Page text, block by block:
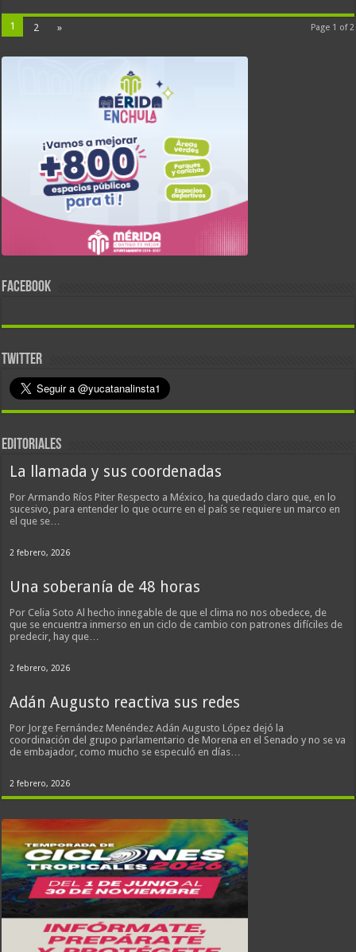
Page 1 of 2
1 2 »
FACEBOOK
TWITTER
EDITORIALES
La llamada y sus coordenadas
Por Armando Ríos Piter Respecto a México, ha quedado claro que, en lo
sucesivo, para entender lo que ocurre en el país se requiere un marco en
el que se…
2 febrero, 2026
Una soberanía de 48 horas
Por Celia Soto Al hecho innegable de que el clima no nos obedece, de
que se encuentra inmerso en un ciclo de cambio con patrones difíciles de
predecir, hay que…
2 febrero, 2026
Adán Augusto reactiva sus redes
Por Jorge Fernández Menéndez Adán Augusto López dejó la
coordinación del grupo parlamentario de Morena en el Senado y no se va
de embajador, como mucho se especuló en días…
2 febrero, 2026